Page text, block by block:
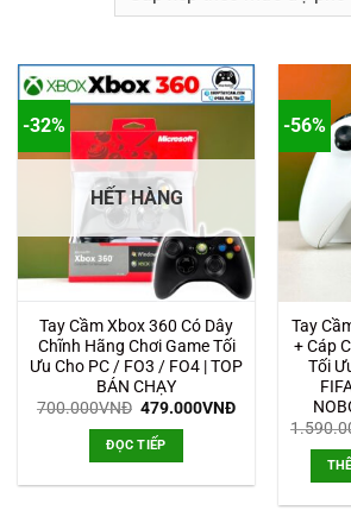
-32%
HẾT HÀNG
Tay Cầm Xbox 360 Có Dây
Chĩnh Hãng Chơi Game Tối
Ưu Cho PC / FO3 / FO4 | TOP
BÁN CHẠY
700.000VNĐ Giá
là:
700.000VNĐ.
479.000VNĐGiá
479.000VNĐ.
ĐỌC TIẾP
-56%
Tay
+ Cáp
Tối